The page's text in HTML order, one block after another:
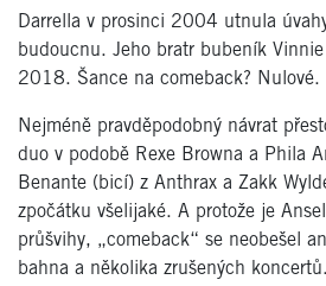
Darrella v prosinci 2004 utnula
budoucnu. Jeho bratr bubeník
2018. Šance na comeback? Nulové.
Nejméně pravděpodobný návrat
duo v podobě Rexe Browna a Phila
Benante (bicí) z Anthrax a Zakk
zpočátku všelijaké. A protože je
průšvihy, „comeback“ se neobešel
bahna a několika zrušených